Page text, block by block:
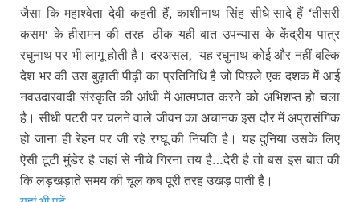
जैसा कि महाश्वेता देवी कहती हैं, काशीनाथ सिंह सीधे-सादे हैं ‘तीसरी
कसम‘ के हीरामन की तरह- ठीक यही बात उपन्यास के केंद्रीय पात्र
रघुनाथ पर भी लागू होती है। दरअसल, यह रघुनाथ कोई और नहीं बल्कि
देश भर की उस बुढ़ाती पीढ़ी का प्रतिनिधि है जो पिछले एक दशक में आई
नवउदारवादी संस्कृति की आंधी में आत्मघात करने को अभिशप्त हो चला
है। सीधी पटरी पर चलने वाले जीवन का अचानक इस दौर में अप्रासंगिक
हो जाना ही रेहन पर जी रहे रग्घू की नियति है। यह दुनिया उसके लिए
ऐसी टूटी मुंडेर है जहां से नीचे गिरना तय है…देरी है तो बस इस बात की
कि लड़खड़ाते समय की चूल कब पूरी तरह उखड़ पाती है।